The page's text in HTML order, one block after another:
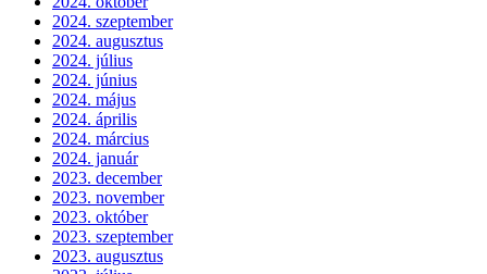
2024. szeptember
2024. augusztus
2024. július
2024. június
2024. május
2024. április
2024. március
2024. január
2023. december
2023. november
2023. október
2023. szeptember
2023. augusztus